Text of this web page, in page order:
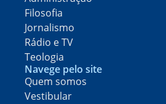
Filosofia
Jornalismo
Rádio e TV
Teologia
Navege pelo site
Quem somos
Vestibular